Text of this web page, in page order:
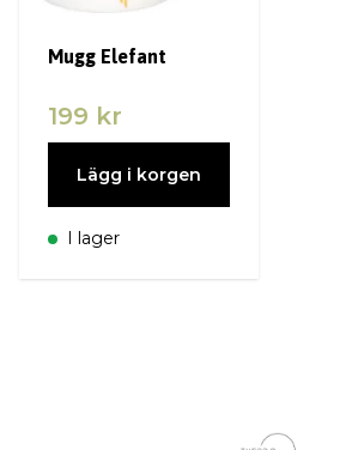
Mugg Elefant
199 kr
Lägg i korgen
I lager